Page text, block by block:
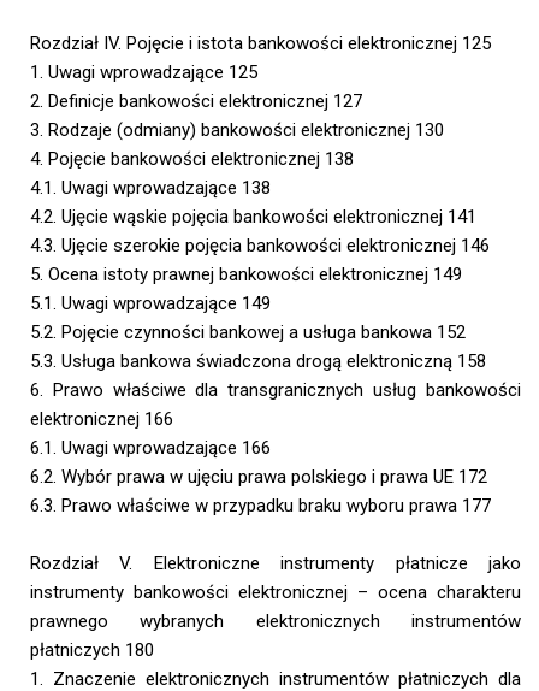
Rozdział IV. Pojęcie i istota bankowości elektronicznej 125
1. Uwagi wprowadzające 125
2. Definicje bankowości elektronicznej 127
3. Rodzaje (odmiany) bankowości elektronicznej 130
4. Pojęcie bankowości elektronicznej 138
4.1. Uwagi wprowadzające 138
4.2. Ujęcie wąskie pojęcia bankowości elektronicznej 141
4.3. Ujęcie szerokie pojęcia bankowości elektronicznej 146
5. Ocena istoty prawnej bankowości elektronicznej 149
5.1. Uwagi wprowadzające 149
5.2. Pojęcie czynności bankowej a usługa bankowa 152
5.3. Usługa bankowa świadczona drogą elektroniczną 158
6. Prawo właściwe dla transgranicznych usług bankowości
elektronicznej 166
6.1. Uwagi wprowadzające 166
6.2. Wybór prawa w ujęciu prawa polskiego i prawa UE 172
6.3. Prawo właściwe w przypadku braku wyboru prawa 177
Rozdział V. Elektroniczne instrumenty płatnicze jako
instrumenty bankowości elektronicznej – ocena charakteru
prawnego wybranych elektronicznych instrumentów
płatniczych 180
1. Znaczenie elektronicznych instrumentów płatniczych dla